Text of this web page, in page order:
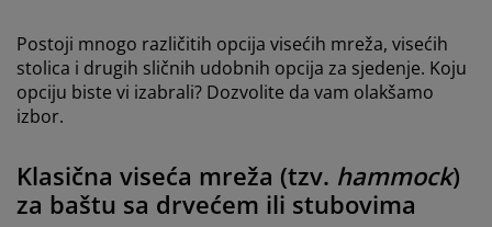
Postoji mnogo različitih opcija visećih mreža, visećih
stolica i drugih sličnih udobnih opcija za sjedenje. Koju
opciju biste vi izabrali? Dozvolite da vam olakšamo
izbor.
Klasična viseća mreža (tzv. hammock)
za baštu sa drvećem ili stubovima